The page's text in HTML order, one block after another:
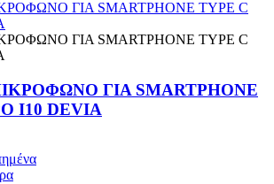
ΓΙΑ SMARTPHONE
I10 DEVIA